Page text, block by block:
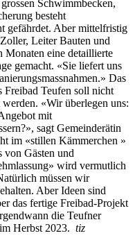
Schwimmbecken,
besteht
gefährdet. Aber mittelfristig
Leiter Bauten und
Monaten eine detaillierte
gemacht. «Sie liefert uns
Das
Freibad Teufen soll nicht
«Wir überlegen uns:
mit
sagt Gemeinderätin
im «stillen Kämmerchen »
von Gästen und
wird vermutlich
müssen wir
Aber Ideen sind
das fertige Freibad-Projekt
die Teufner
Herbst 2023. tiz